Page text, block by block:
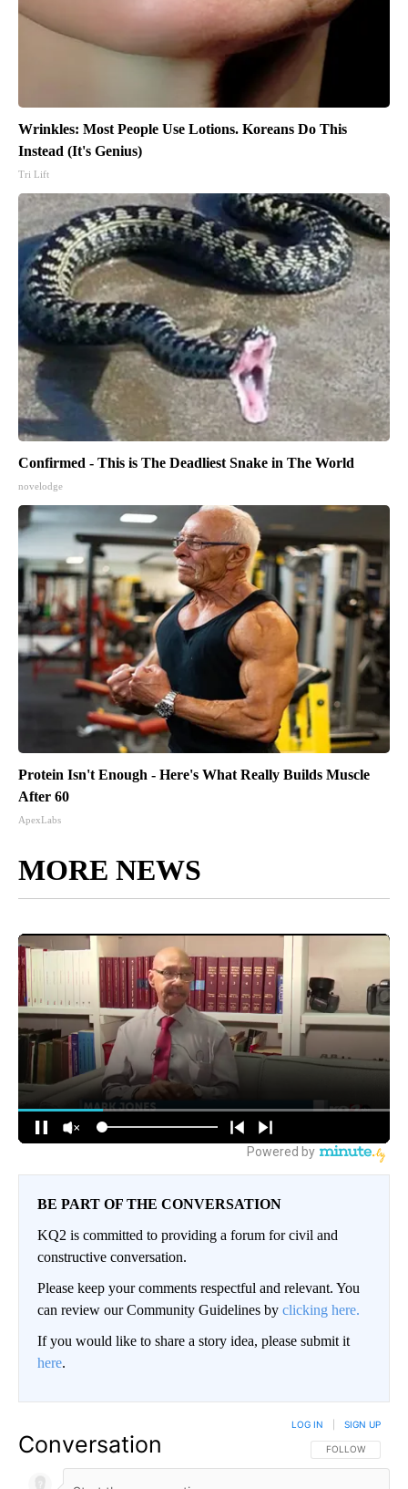
Wrinkles: Most People Use Lotions. Koreans Do This
Instead (It's Genius)
Tri Lift
Confirmed - This is The Deadliest Snake in The World
novelodge
Protein Isn't Enough - Here's What Really Builds Muscle
After 60
ApexLabs
MORE NEWS
BE PART OF THE CONVERSATION
KQ2 is committed to providing a forum for civil and
constructive conversation.
Please keep your comments respectful and relevant. You
can review our Community Guidelines by clicking here.
If you would like to share a story idea, please submit it
here.
Conversation FOLLOW THIS
FOLLOW
LOG IN SIGN UP